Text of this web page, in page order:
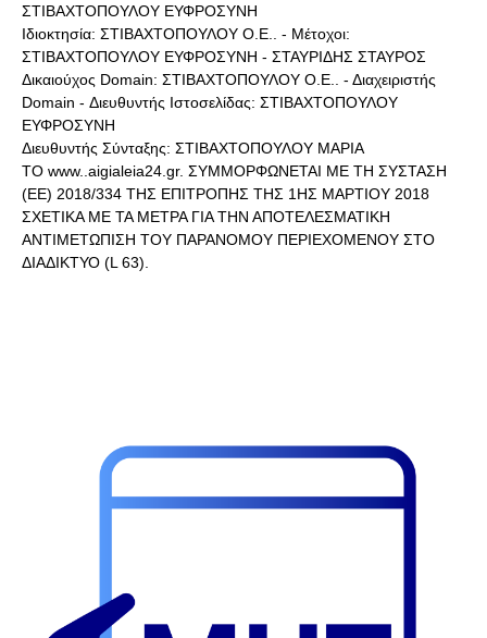
ΣΤΙΒΑΧΤΟΠΟΥΛΟΥ ΕΥΦΡΟΣΥΝΗ
Ιδιοκτησία: ΣΤΙΒΑΧΤΟΠΟΥΛΟΥ Ο.Ε.. - Μέτοχοι:
ΣΤΙΒΑΧΤΟΠΟΥΛΟΥ ΕΥΦΡΟΣΥΝΗ - ΣΤΑΥΡΙΔΗΣ ΣΤΑΥΡΟΣ
Δικαιούχος Domain: ΣΤΙΒΑΧΤΟΠΟΥΛΟΥ Ο.Ε.. - Διαχειριστής
Domain - Διευθυντής Ιστοσελίδας: ΣΤΙΒΑΧΤΟΠΟΥΛΟΥ
ΕΥΦΡΟΣΥΝΗ
Διευθυντής Σύνταξης: ΣΤΙΒΑΧΤΟΠΟΥΛΟΥ ΜΑΡΙΑ
ΤΟ www..aigialeia24.gr. ΣΥΜΜΟΡΦΩΝΕΤΑΙ ΜΕ ΤΗ ΣΥΣΤΑΣΗ
(ΕΕ) 2018/334 ΤΗΣ ΕΠΙΤΡΟΠΗΣ ΤΗΣ 1ΗΣ ΜΑΡΤΙΟΥ 2018
ΣΧΕΤΙΚΑ ΜΕ ΤΑ ΜΕΤΡΑ ΓΙΑ ΤΗΝ ΑΠΟΤΕΛΕΣΜΑΤΙΚΗ
ΑΝΤΙΜΕΤΩΠΙΣΗ ΤΟΥ ΠΑΡΑΝΟΜΟΥ ΠΕΡΙΕΧΟΜΕΝΟΥ ΣΤΟ
ΔΙΑΔΙΚΤΥΟ (L 63).